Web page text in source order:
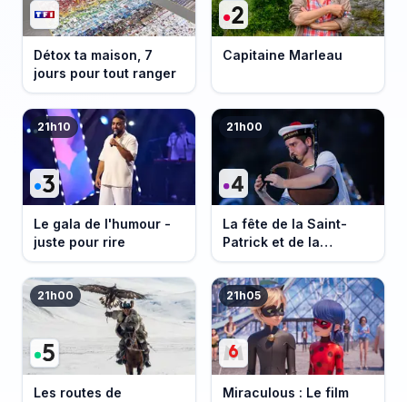
Détox ta maison, 7
jours pour tout ranger
Capitaine Marleau
21h10
Le gala de l'humour -
juste pour rire
21h00
La fête de la Saint-
Patrick et de la
Bretagne
21h00
Les routes de
21h05
Miraculous : Le film